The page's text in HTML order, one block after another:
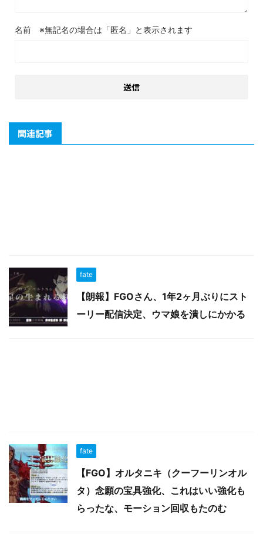
名前
関連記事
fate
【朗報】FGOさん、1年2ヶ月ぶりにスト
ーリー配信決定、ウマ娘を潰しにかかる
fate
【FGO】オルタニキ（クーフーリンオル
タ）念願の宝具強化、これはいい強化も
らったな、モーション回収もたのむ